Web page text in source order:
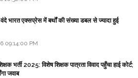
वंदे भारत एक्सप्रेस में बर्थों की संख्या डबल से ज्यादा हुई
09:14:00 PM
भर्ती 2025: विशेष शिक्षक पात्रता विवाद पहुँचा हाई कोर्ट;
जवाब